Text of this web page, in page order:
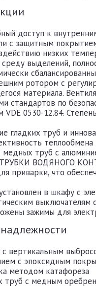
доступ к
с защитным
низких
выделений,
ротором с
материала.
стандартов по
VDE 0530-12.84.
труб и
медных труб с
ВОДЯНОГО
приварки, что
в шкафу с
выключателям
зажимы для
вертикальным
с эпоксидным
методом катафореза
труб с медным